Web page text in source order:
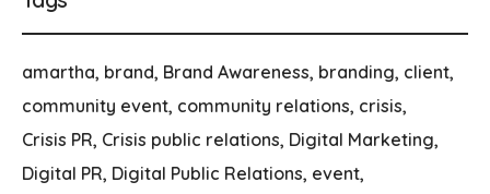
amartha brand Brand Awareness branding client
community event community relations crisis
Crisis PR Crisis public relations Digital Marketing
Digital PR Digital Public Relations event